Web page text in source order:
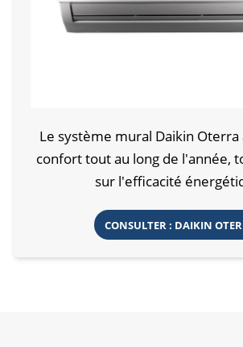
Le système mural Daikin
confort tout au long de l'année,
sur l'efficacité
CONSULTER : DAIKIN